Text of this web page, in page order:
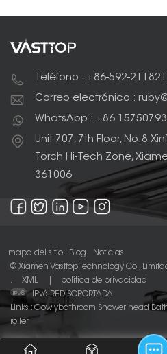
Teléfono : +86-592-
Correo electrónico :
WhatsApp : +86
Unit 707, 7th Floor, No.8
Torch Hi-Tech Zone,
361006
mapa del sitio Blog
Noticias
© Xiamen Vasttop Technology Co.,
.
XML
política de privacidad
IPv6 RED SOPORTADA
Links :Gowlybathroom Shower head
roller